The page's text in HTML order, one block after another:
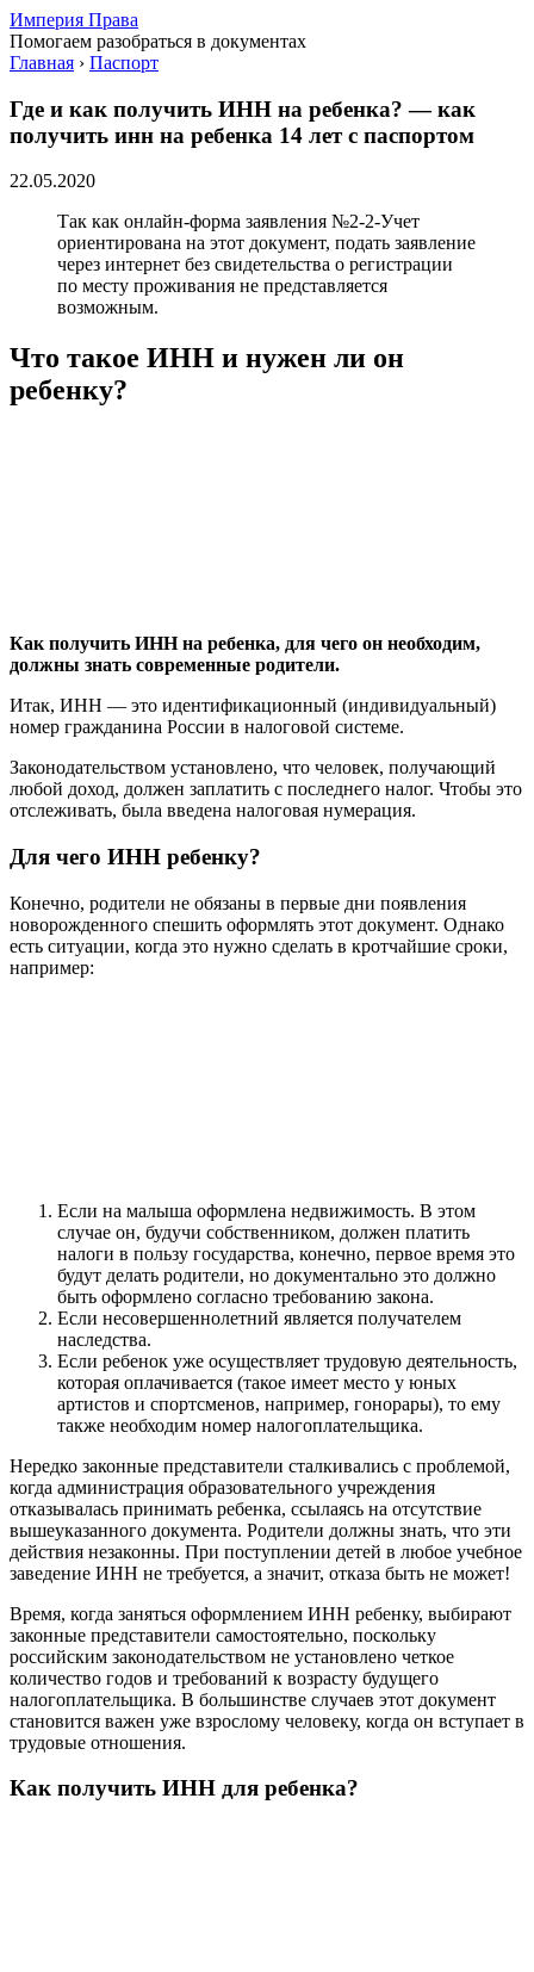
Империя Права
Помогаем разобраться в документах
Главная › Паспорт
Где и как получить ИНН на ребенка? — как
получить инн на ребенка 14 лет с паспортом
22.05.2020
Так как онлайн-форма заявления №2-2-Учет
ориентирована на этот документ, подать заявление
через интернет без свидетельства о регистрации
по месту проживания не представляется
возможным.
Что такое ИНН и нужен ли он
ребенку?
Как получить ИНН на ребенка, для чего он необходим,
должны знать современные родители.
Итак, ИНН — это идентификационный (индивидуальный)
номер гражданина России в налоговой системе.
Законодательством установлено, что человек, получающий
любой доход, должен заплатить с последнего налог. Чтобы это
отслеживать, была введена налоговая нумерация.
Для чего ИНН ребенку?
Конечно, родители не обязаны в первые дни появления
новорожденного спешить оформлять этот документ. Однако
есть ситуации, когда это нужно сделать в кротчайшие сроки,
например:
Если на малыша оформлена недвижимость. В этом
случае он, будучи собственником, должен платить
налоги в пользу государства, конечно, первое время это
будут делать родители, но документально это должно
быть оформлено согласно требованию закона.
Если несовершеннолетний является получателем
наследства.
Если ребенок уже осуществляет трудовую деятельность,
которая оплачивается (такое имеет место у юных
артистов и спортсменов, например, гонорары), то ему
также необходим номер налогоплательщика.
Нередко законные представители сталкивались с проблемой,
когда администрация образовательного учреждения
отказывалась принимать ребенка, ссылаясь на отсутствие
вышеуказанного документа. Родители должны знать, что эти
действия незаконны. При поступлении детей в любое учебное
заведение ИНН не требуется, а значит, отказа быть не может!
Время, когда заняться оформлением ИНН ребенку, выбирают
законные представители самостоятельно, поскольку
российским законодательством не установлено четкое
количество годов и требований к возрасту будущего
налогоплательщика. В большинстве случаев этот документ
становится важен уже взрослому человеку, когда он вступает в
трудовые отношения.
Как получить ИНН для ребенка?